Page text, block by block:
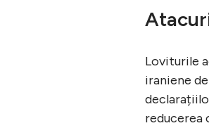
Loviturile
iraniene
reducerea